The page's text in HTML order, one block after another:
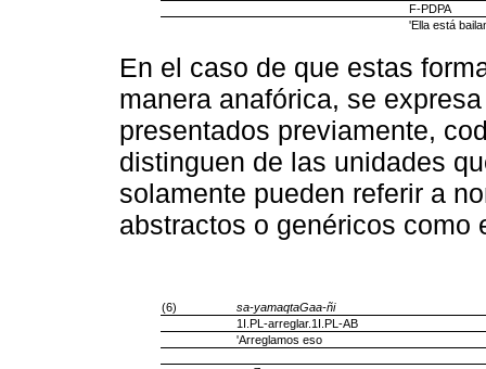
F-PDPA
'Ella está
En el caso de que estas
manera anafórica, se
presentados previamente,
distinguen de las unidades
solamente pueden referir a
abstractos o genéricos como
(6)
sa-yamaqtaGaa-ñi
1I.PL-arreglar.1I.PL-AB
'Arreglamos eso